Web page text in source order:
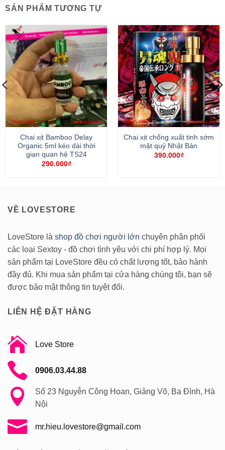
SẢN PHẨM TƯƠNG TỰ
Chai xịt Bamboo Delay
Organic 5ml kéo dài thời
gian quan hệ TS24
290.000₫
Chai xịt chống xuất tinh sớm
mặt quỷ Nhật Bản
390.000₫
VỀ LOVESTORE
LoveStore là shop đồ chơi người lớn chuyên phân phối
các loại Sextoy - đồ chơi tình yêu với chi phí hợp lý. Mọi
sản phẩm tại LoveStore đều có chất lượng tốt, bảo hành
đầy đủ. Khi mua sản phẩm tại cửa hàng chúng tôi, bạn sẽ
được bảo mật thông tin tuyệt đối.
LIÊN HỆ ĐẶT HÀNG
Love Store
0906.03.44.88
Số 23 Nguyễn Công Hoan, Giảng Võ, Ba Đình, Hà
Nội
mr.hieu.lovestore@gmail.com